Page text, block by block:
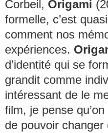
Corbeil, Origami
formelle, c’est
comment nos
expériences.
d’identité qui se
grandit comme
intéressant de le
film, je pense
de pouvoir changer